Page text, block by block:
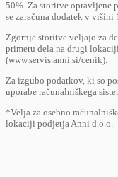
50%. Za storitve opravljene
se zaračuna dodatek v višini
Zgornje storitve veljajo za
primeru dela na drugi
(www.servis.anni.si/cenik).
Za izgubo podatkov, ki so
uporabe računalniškega
*Velja za osebno
lokaciji podjetja Anni d.o.o.